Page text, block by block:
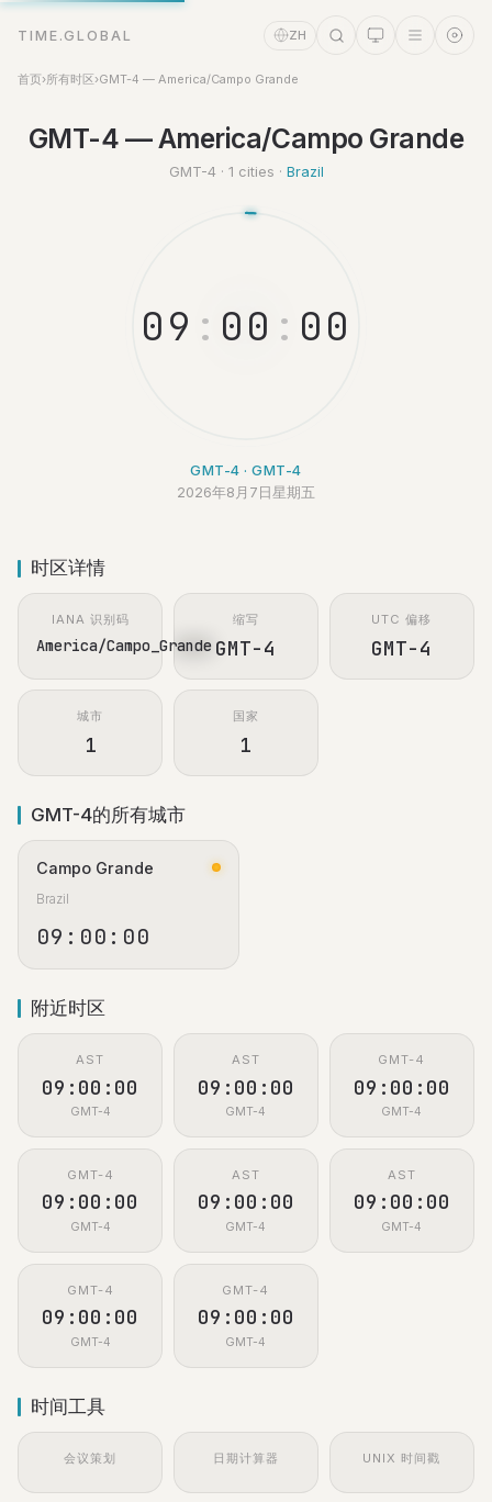
TIME.GLOBAL ZH
首页›所有时区›GMT-4 — America/Campo Grande
GMT-4 — America/Campo Grande
GMT-4 · 1 cities · Brazil
09 : 00 : 00
GMT-4 · GMT-4
2026年8月7日星期五
时区详情
IANA 识别码
America/Campo_Grande
缩写
GMT-4
UTC 偏移
GMT-4
城市
1
国家
1
GMT-4的所有城市
Campo Grande
Brazil
09:00:00
附近时区
AST
09:00:00
GMT-4
AST
09:00:00
GMT-4
GMT-4
09:00:00
GMT-4
GMT-4
09:00:00
GMT-4
AST
09:00:00
GMT-4
AST
09:00:00
GMT-4
GMT-4
09:00:00
GMT-4
GMT-4
09:00:00
GMT-4
时间工具
会议策划 日期计算器 UNIX 时间戳
Online